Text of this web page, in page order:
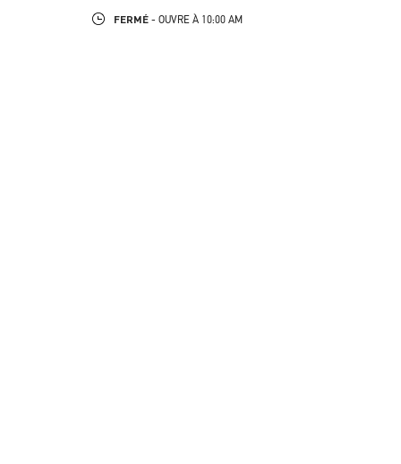
FERMÉ - OUVRE À 10:00 AM